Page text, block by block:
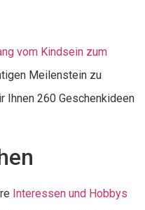
vom Kindsein zum
Meilenstein zu
Ihnen 260 Geschenkideen
Interessen und Hobbys